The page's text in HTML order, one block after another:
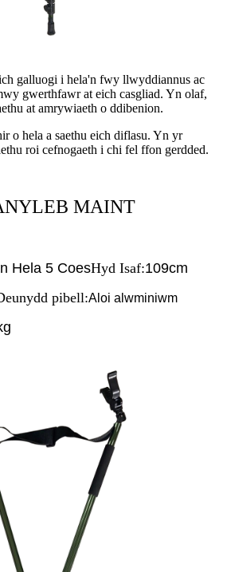
galluogi i hela'n fwy llwyddiannus ac
gwerthfawr at eich casgliad. Yn olaf,
at amrywiaeth o ddibenion.
o hela a saethu eich diflasu. Yn yr
roi cefnogaeth i chi fel ffon gerdded.
MAINT
Hela 5 CoesHyd Isaf:109cm
pibell:Aloi alwminiwm